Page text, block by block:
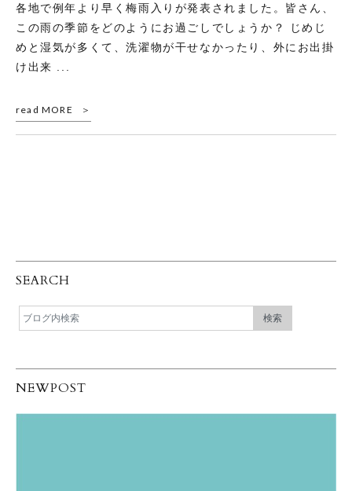
各地で例年より早く梅雨入りが発表されました。皆さん、
この雨の季節をどのようにお過ごしでしょうか？ じめじ
めと湿気が多くて、洗濯物が干せなかったり、外にお出掛
け出来 ...
read MORE
SEARCH
NEWPOST